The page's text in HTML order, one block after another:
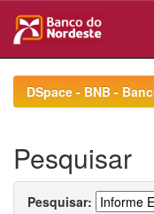
navigationDSpace - BNB -
Pesquisar
Pesquisar: